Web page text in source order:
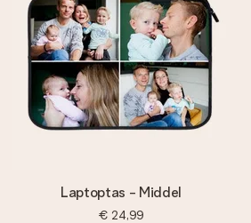
Laptoptas - Middel
€ 24,99